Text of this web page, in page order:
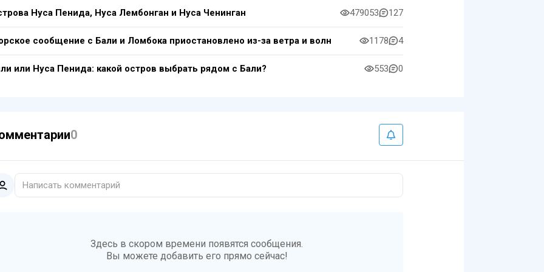
Нуса Пенида, Нуса Лембонган и Нуса Ченинган 479053 127
сообщение с Бали и Ломбока приостановлено из-за ветра и волн 1178 4
или Нуса Пенида: какой остров выбрать рядом с Бали? 553 0
0
Написать комментарий
Здесь в скором времени появятся сообщения.
Вы можете добавить его прямо сейчас!